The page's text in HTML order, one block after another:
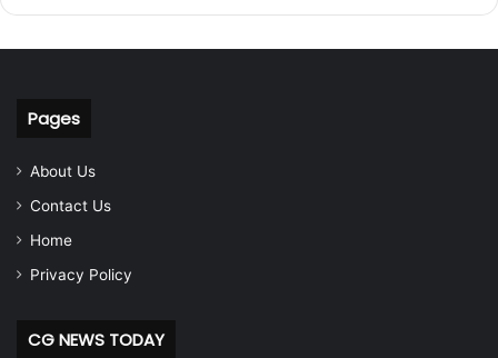
Pages
About Us
Contact Us
Home
Privacy Policy
CG NEWS TODAY